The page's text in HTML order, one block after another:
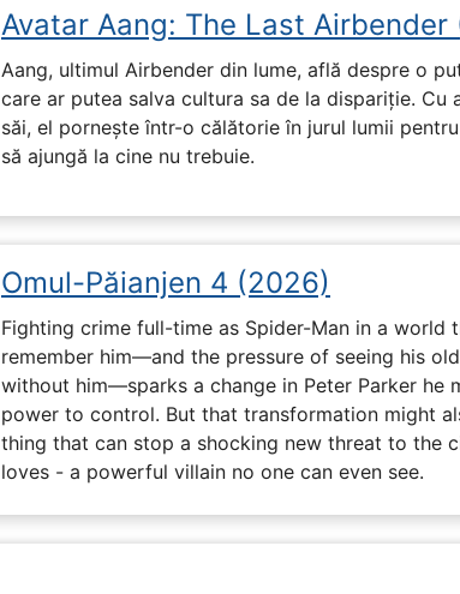
Avatar Aang: The Last Airbender
Aang, ultimul Airbender din lume, află despre o
care ar putea salva cultura sa de la dispariție. Cu
săi, el pornește într-o călătorie în jurul lumii
să ajungă la cine nu trebuie.
Omul-Păianjen 4 (2026)
Fighting crime full-time as Spider-Man in a world
remember him—and the pressure of seeing his
without him—sparks a change in Peter Parker he
power to control. But that transformation might
thing that can stop a shocking new threat to the
loves - a powerful villain no one can even see.